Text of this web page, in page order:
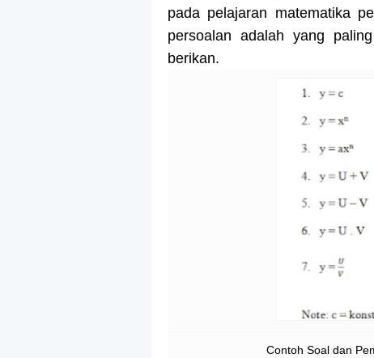
pada pelajaran matematika
persoalan adalah yang
berikan.
Contoh Soal dan